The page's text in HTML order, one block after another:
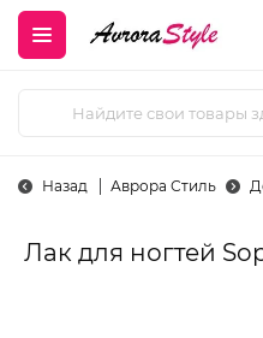
Назад Аврора Стиль
Лак для ногтей